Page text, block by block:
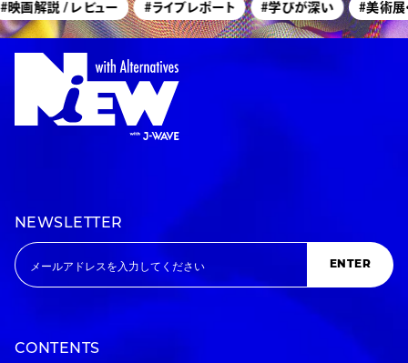
解説 / レビュー #ライブレポート #学びが深い #美術展・
NEWSLETTER
ENTER
CONTENTS